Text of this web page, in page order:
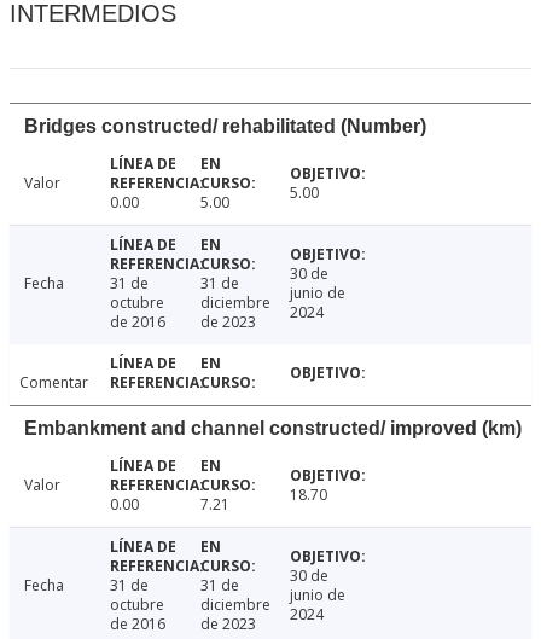
INTERMEDIOS
Bridges constructed/ rehabilitated (Number)
Valor
0.00
5.00 5.00
Fecha
31 de
octubre
de 2016
31 de
diciembre
de 2023
30 de
junio de
2024
Comentar
Embankment and channel constructed/ improved (km)
Valor
0.00
7.21 18.70
Fecha
31 de
octubre
de 2016
31 de
diciembre
de 2023
30 de
junio de
2024